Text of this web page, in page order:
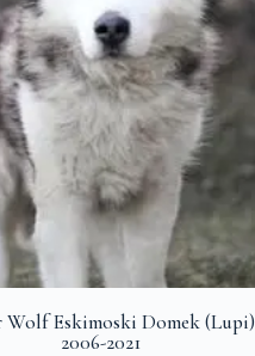
Wolf Eskimoski Domek (Lupi)
2006-2021